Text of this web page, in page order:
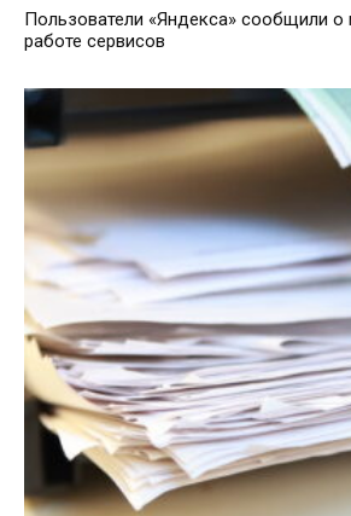
Пользователи «Яндекса» сообщили
работе сервисов